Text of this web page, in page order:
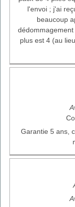
l'envoi ; j'ai
beaucoup
plus est 4 (au
Garantie 5 ans,